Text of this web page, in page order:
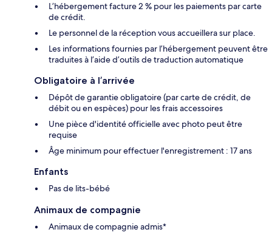
L’hébergement facture 2 % pour les paiements par carte
de crédit.
Le personnel de la réception vous accueillera sur place.
Les informations fournies par l’hébergement peuvent être
traduites à l’aide d’outils de traduction automatique
Obligatoire à l’arrivée
Dépôt de garantie obligatoire (par carte de crédit, de
débit ou en espèces) pour les frais accessoires
Une pièce d'identité officielle avec photo peut être
requise
Âge minimum pour effectuer l'enregistrement : 17 ans
Enfants
Pas de lits-bébé
Animaux de compagnie
Animaux de compagnie admis*